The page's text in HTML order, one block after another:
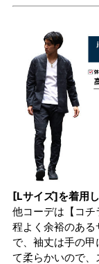
[Lサイズ]を着用
他コーデは 【コチ
程よく余裕のあ
で、袖丈は手の
て柔らかいので、